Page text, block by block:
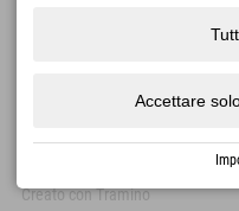
Percorsi per
Accessibilità
Creato con Tramino
Accettare